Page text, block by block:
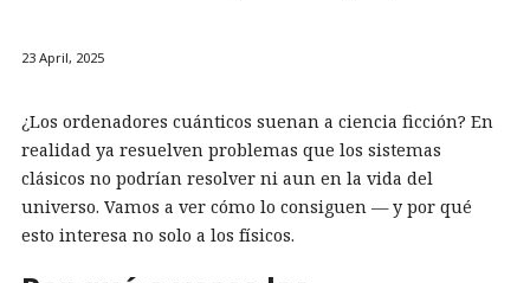
23 April, 2025
¿Los ordenadores cuánticos suenan a ciencia ficción? En
realidad ya resuelven problemas que los sistemas
clásicos no podrían resolver ni aun en la vida del
universo. Vamos a ver cómo lo consiguen — y por qué
esto interesa no solo a los físicos.